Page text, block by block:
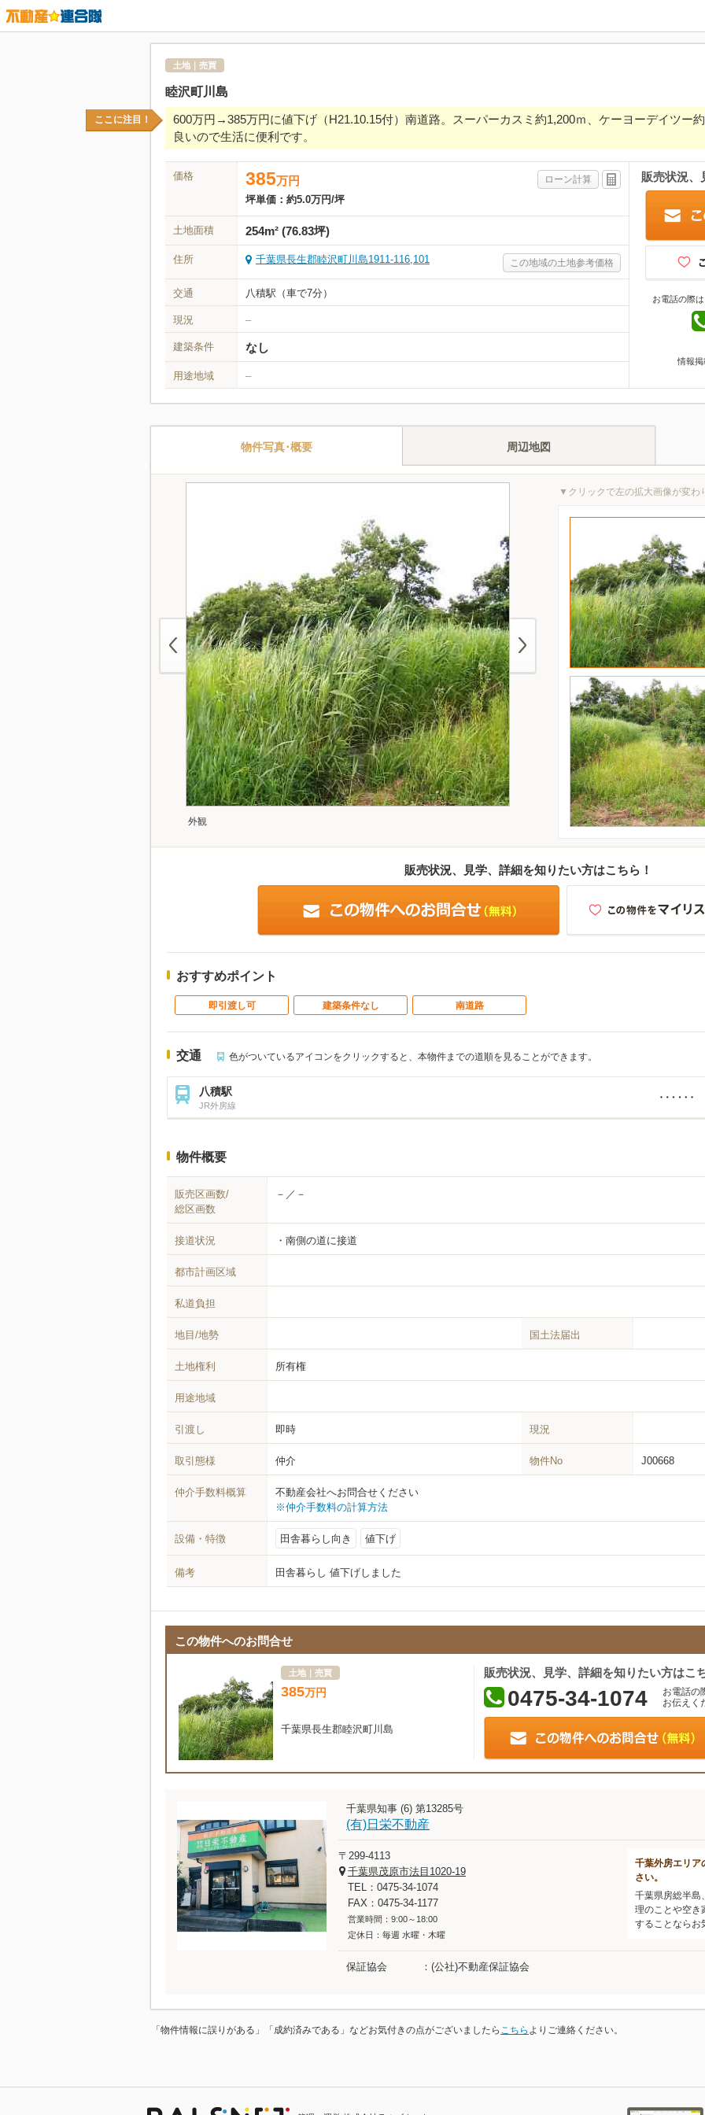
土地｜売買
睦沢町川島
ここに注目！
600万円→385万円に値下げ（H21.10.15付）南道路。スーパーカスミ約1,200ｍ、ケーヨーデイツー
良いので生活に便利です。
価格 ローン計算
385万円
坪単価： 約5.0万円/坪
土地面積 254m² (76.83坪)
住所 この地域の土地参考価格
千葉県長生郡睦沢町川島1911-116,101
交通 八積駅（車で7分）
現況 –
建築条件 なし
用途地域 –
販売状況、
お電話の際は
情報掲
物件写真･概要 周辺地図
外観
▼クリックで左の拡大画像が変わ
販売状況、見学、詳細を知りたい方はこちら！
おすすめポイント
即引渡し可 建築条件なし 南道路
交通 色がついているアイコンをクリックすると、本物件までの道順を見ることができます。
八積駅
JR外房線
物件概要
販売区画数/
総区画数
－／－
接道状況 南側の道に接道
都市計画区域
私道負担
地目/地勢 国土法届出
土地権利 所有権
用途地域
引渡し 即時 現況
取引態様 仲介 物件No J00668
仲介手数料概算
不動産会社へお問合せください
※仲介手数料の計算方法
設備・特徴 田舎暮らし向き 値下げ
備考 田舎暮らし 値下げしました
この物件へのお問合せ
土地｜売買
385万円
千葉県長生郡睦沢町川島
販売状況、見学、詳細を知りたい方はこ
0475-34-1074
お電話の
お伝えく
千葉県知事 (6) 第13285号
(有)日栄不動産
〒299-4113
千葉県茂原市法目1020-19
TEL：0475-34-1074
FAX：0475-34-1177
営業時間：9:00～18:00
定休日：毎週 水曜・木曜
千葉外房エリア
さい。
千葉県房総半島
理のことや空き
することならお
保証協会 (公社)不動産保証協会
「物件情報に誤りがある」「成約済みである」などお気付きの点がございましたら こちら よりご連絡ください。